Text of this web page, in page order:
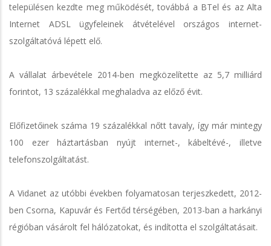
településen kezdte meg működését, továbbá a BTel és az Alta
Internet ADSL ügyfeleinek átvételével országos internet-
szolgáltatóvá lépett elő.
A vállalat árbevétele 2014-ben megközelítette az 5,7 milliárd
forintot, 13 százalékkal meghaladva az előző évit.
Előfizetőinek száma 19 százalékkal nőtt tavaly, így már mintegy
100 ezer háztartásban nyújt internet-, kábeltévé-, illetve
telefonszolgáltatást.
A Vidanet az utóbbi években folyamatosan terjeszkedett, 2012-
ben Csorna, Kapuvár és Fertőd térségében, 2013-ban a harkányi
régióban vásárolt fel hálózatokat, és indította el szolgáltatásait.